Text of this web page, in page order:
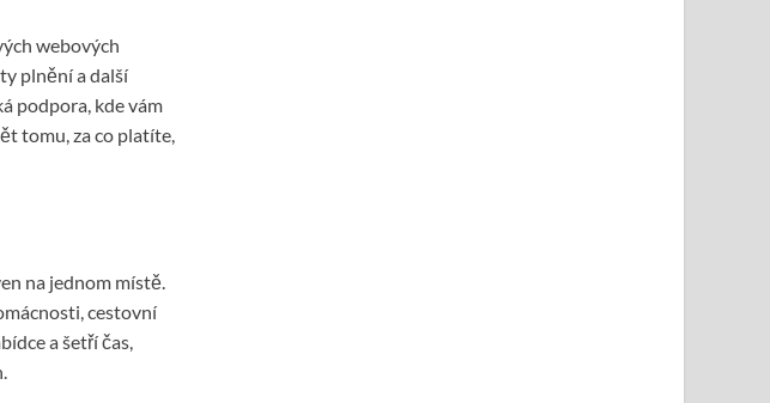
webových
plnění a další
podpora, kde vám
tomu, za co platíte,
na jednom místě.
cestovní
a šetří čas,